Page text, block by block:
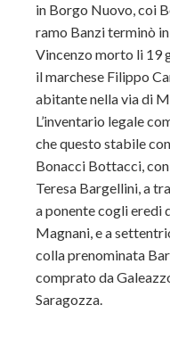
in Borgo Nuovo, coi
ramo Banzi terminò
Vincenzo morto li 19
il marchese Filippo
abitante nella via di
L’inventario legale
che questo stabile
Bonacci Bottacci,
Teresa Bargellini, a
a ponente cogli eredi
Magnani, e a
colla prenominata
comprato da
Saragozza.